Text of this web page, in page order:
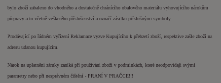
bylo zboží zabaleno do vhodného a dostatečně chránícího obalového materiálu vyhovujícího nárokům
přepravy a to včetně veškerého příslušenství a označí zásilku příslušnými symboly.
Prodávající po řádném vyřízení Reklamace vyzve Kupujícího k přebzetí zboží, respektive zašle zboží na
adresu udanou kupujícím.
Nárok na uplatnění záruky zaniká při používání zboží v podmínkách, které neodpovídají svými
parametry nebo při nesprávném čištění - PRANÍ V PRAČCE!!!